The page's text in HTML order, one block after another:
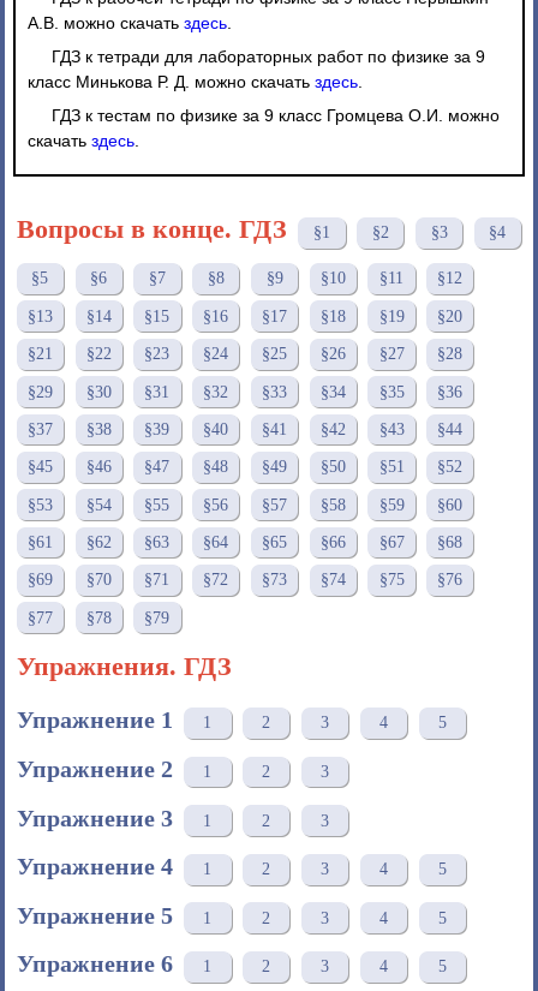
А.В. можно скачать здесь
ГДЗ к тетради для лабораторных работ по физике за 9
класс Минькова Р. Д. можно скачать здесь
ГДЗ к тестам по физике за 9 класс Громцева О.И. можно
скачать здесь
Вопросы в конце. ГДЗ §1 §2 §3 §4
§5 §6 §7 §8 §9 §10 §11 §12
§13 §14 §15 §16 §17 §18 §19 §20
§21 §22 §23 §24 §25 §26 §27 §28
§29 §30 §31 §32 §33 §34 §35 §36
§37 §38 §39 §40 §41 §42 §43 §44
§45 §46 §47 §48 §49 §50 §51 §52
§53 §54 §55 §56 §57 §58 §59 §60
§61 §62 §63 §64 §65 §66 §67 §68
§69 §70 §71 §72 §73 §74 §75 §76
§77 §78 §79
Упражнения. ГДЗ
Упражнение 1 1 2 3 4 5
Упражнение 2 1 2 3
Упражнение 3 1 2 3
Упражнение 4 1 2 3 4 5
Упражнение 5 1 2 3 4 5
Упражнение 6 1 2 3 4 5